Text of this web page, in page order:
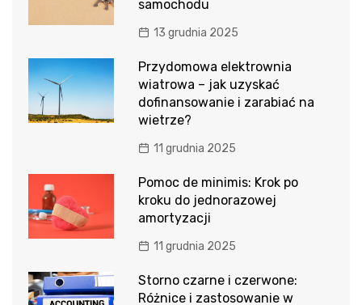
samochodu
13 grudnia 2025
Przydomowa elektrownia
wiatrowa – jak uzyskać
dofinansowanie i zarabiać na
wietrze?
11 grudnia 2025
Pomoc de minimis: Krok po
kroku do jednorazowej
amortyzacji
11 grudnia 2025
Storno czarne i czerwone:
Różnice i zastosowanie w